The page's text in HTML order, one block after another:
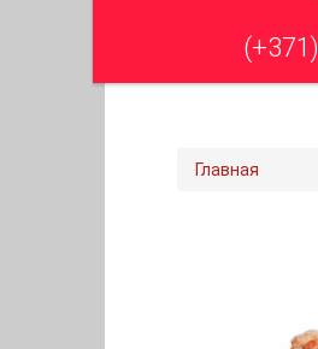
(+371)
Главная